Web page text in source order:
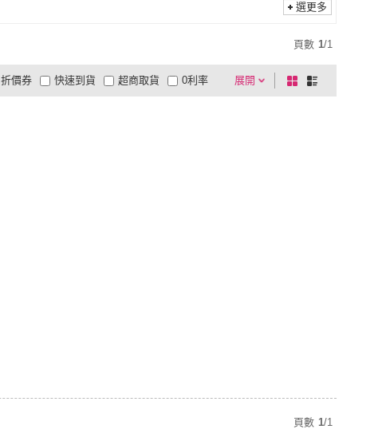
選更多
頁數 1/1
展開
折價券
有影片
商品有量 電視購物
快速到貨 超商取貨 0利率
棋
盤
列
頁數 1/1